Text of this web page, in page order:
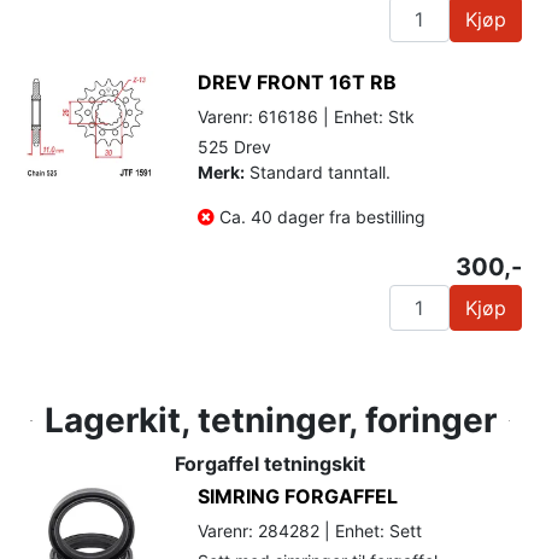
Kjøp
DREV FRONT 16T RB
Varenr: 616186 | Enhet: Stk
525 Drev
Merk: Standard tanntall.
Ca. 40 dager fra bestilling
300,-
Kjøp
Lagerkit, tetninger, foringer
Forgaffel tetningskit
SIMRING FORGAFFEL
Varenr: 284282 | Enhet: Sett